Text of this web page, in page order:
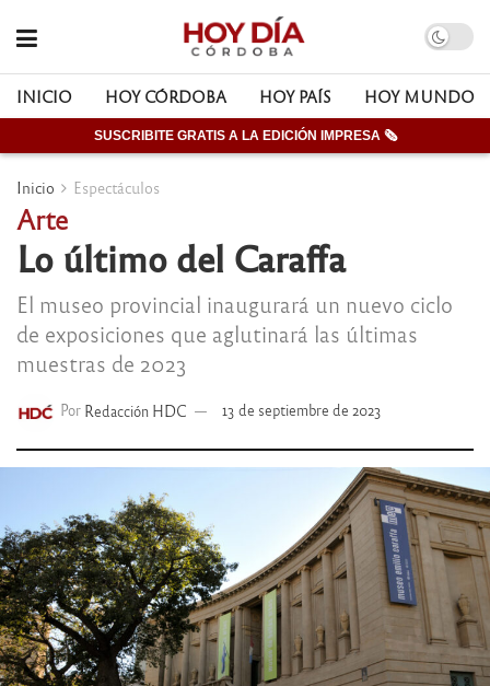
INICIO HOY CÓRDOBA HOY PAÍS HOY MUNDO
SUSCRIBITE GRATIS A LA EDICIÓN IMPRESA 🗞
Inicio Espectáculos
Arte
Lo último del Caraffa
El museo provincial inaugurará un nuevo ciclo
de exposiciones que aglutinará las últimas
muestras de 2023
Por Redacción HDC 13 de septiembre de 2023